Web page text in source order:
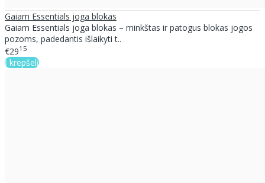
Gaiam Essentials joga blokas
Gaiam Essentials joga blokas – minkštas ir patogus blokas jogos
pozoms, padedantis išlaikyti t..
€2915
Į krepšelį